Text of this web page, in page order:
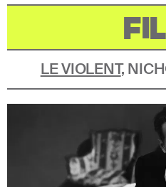
LE VIOLENT,